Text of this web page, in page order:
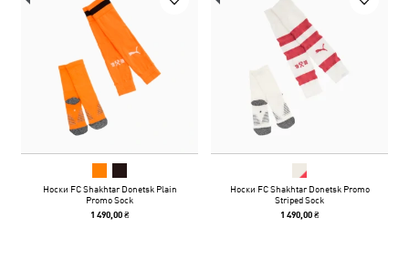
Носки FC Shakhtar Donetsk Plain
Promo Sock
1 490,00 ₴
Носки FC Shakhtar Donetsk Promo
Striped Sock
1 490,00 ₴